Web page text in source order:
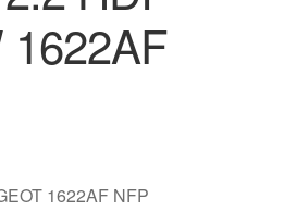
1622AF
1622AF NFP